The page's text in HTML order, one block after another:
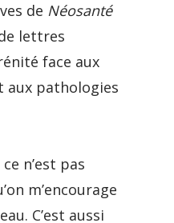
de Néosanté
lettres
face aux
aux pathologies
ce n’est pas
m’encourage
C’est aussi